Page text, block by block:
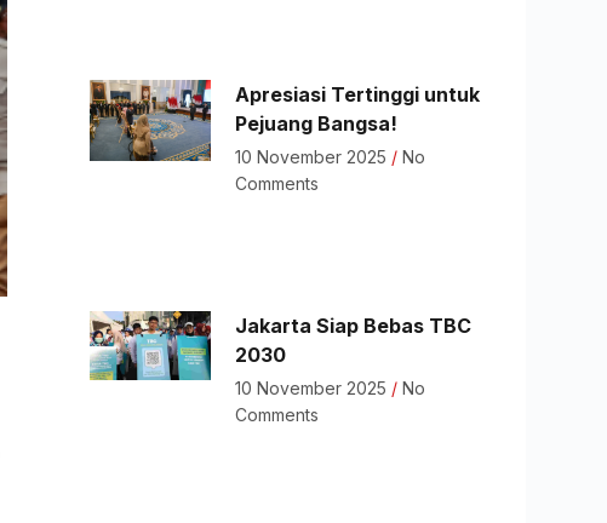
Apresiasi Tertinggi untuk
Pejuang Bangsa!
10 November 2025
No
Comments
Jakarta Siap Bebas TBC
2030
10 November 2025
No
Comments